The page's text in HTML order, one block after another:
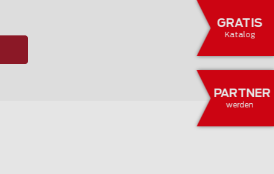
GRATIS
Katalog
PARTNER
werden